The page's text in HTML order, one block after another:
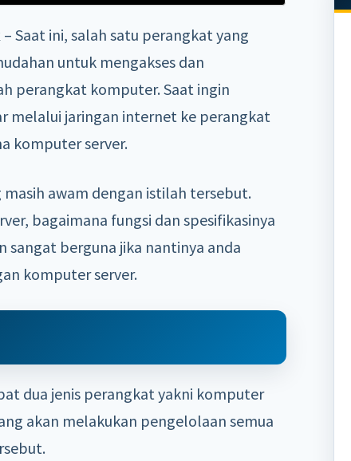
– Saat ini, salah satu perangkat yang
untuk mengakses dan
perangkat komputer. Saat ingin
melalui jaringan internet ke perangkat
komputer server.
awam dengan istilah tersebut.
bagaimana fungsi dan spesifikasinya
sangat berguna jika nantinya anda
komputer server.
dua jenis perangkat yakni komputer
akan melakukan pengelolaan semua